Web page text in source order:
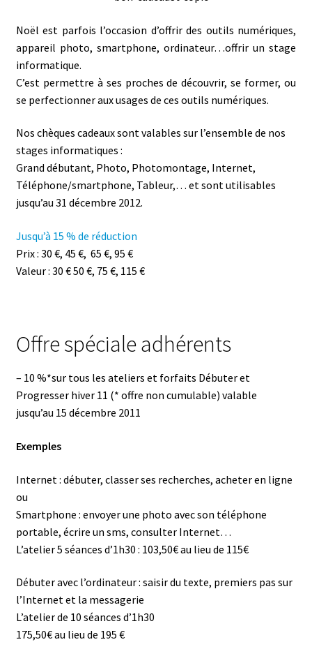
Noël est parfois l’occasion d’offrir des outils numériques,
appareil photo, smartphone, ordinateur…offrir un stage
informatique.
C’est permettre à ses proches de découvrir, se former, ou
se perfectionner aux usages de ces outils numériques.
Nos chèques cadeaux sont valables sur l’ensemble de nos
stages informatiques :
Grand débutant, Photo, Photomontage, Internet,
Téléphone/smartphone, Tableur,… et sont utilisables
jusqu’au 31 décembre 2012.
Jusqu’à 15 % de réduction
Prix : 30 €, 45 €, 65 €, 95 €
Valeur : 30 € 50 €, 75 €, 115 €
Offre spéciale adhérents
– 10 %*sur tous les ateliers et forfaits Débuter et
Progresser hiver 11 (* offre non cumulable) valable
jusqu’au 15 décembre 2011
Exemples
Internet : débuter, classer ses recherches, acheter en ligne
ou
Smartphone : envoyer une photo avec son téléphone
portable, écrire un sms, consulter Internet…
L’atelier 5 séances d’1h30 : 103,50€ au lieu de 115€
Débuter avec l’ordinateur : saisir du texte, premiers pas sur
l’Internet et la messagerie
L’atelier de 10 séances d’1h30
175,50€ au lieu de 195 €